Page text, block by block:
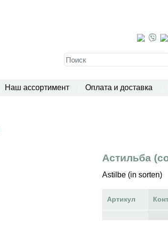
Наш ассортимент Оплата и доставка
Астильба
Astilbe (in sorten)
Артикул